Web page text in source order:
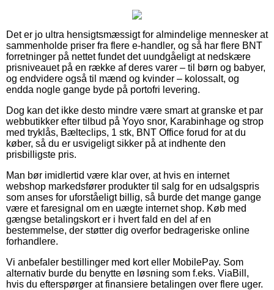
Det er jo ultra hensigtsmæssigt for almindelige mennesker at
sammenholde priser fra flere e-handler, og så har flere BNT
forretninger på nettet fundet det uundgåeligt at nedskære
prisniveauet på en række af deres varer – til børn og babyer,
og endvidere også til mænd og kvinder – kolossalt, og
endda nogle gange byde på portofri levering.
Dog kan det ikke desto mindre være smart at granske et par
webbutikker efter tilbud på Yoyo snor, Karabinhage og strop
med tryklås, Bælteclips, 1 stk, BNT Office forud for at du
køber, så du er usvigeligt sikker på at indhente den
prisbilligste pris.
Man bør imidlertid være klar over, at hvis en internet
webshop markedsfører produkter til salg for en udsalgspris
som anses for uforståeligt billig, så burde det mange gange
være et faresignal om en uægte internet shop. Køb med
gængse betalingskort er i hvert fald en del af en
bestemmelse, der støtter dig overfor bedrageriske online
forhandlere.
Vi anbefaler bestillinger med kort eller MobilePay. Som
alternativ burde du benytte en løsning som f.eks. ViaBill,
hvis du efterspørger at finansiere betalingen over flere uger.